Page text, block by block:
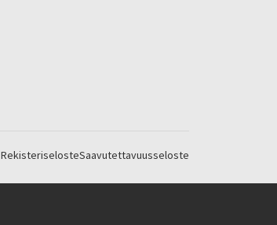
RekisteriselosteSaavutettavuusseloste